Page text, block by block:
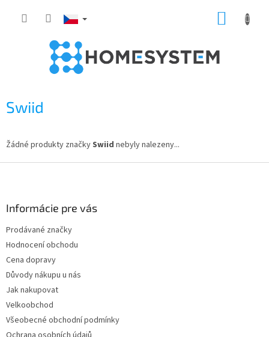
Swiid
Žádné produkty značkySwiid nebyly nalezeny...
Informácie pre vás
Prodávané značky
Hodnocení obchodu
Cena dopravy
Důvody nákupu u nás
Jak nakupovat
Velkoobchod
Všeobecné obchodní podmínky